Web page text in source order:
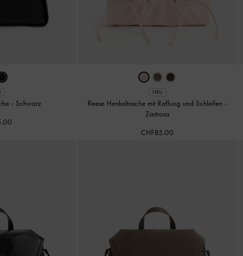
- Schwarz
NEU
Reese Henkeltasche mit Raffung und Schleifen -
Zartrosa
CHF85.00